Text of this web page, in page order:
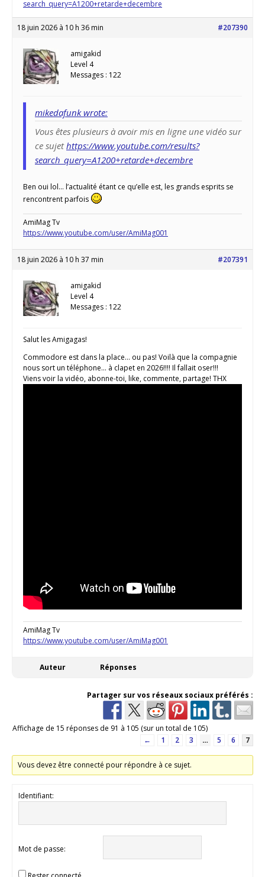
search_query=A1200+retarde+decembre
18 juin 2026 à 10 h 36 min #207390
amigakid
Level 4
Messages : 122
mikedafunk wrote:
Vous êtes plusieurs à avoir mis en ligne une vidéo sur
ce sujethttps://www.youtube.com/results?
search_query=A1200+retarde+decembre
Ben oui lol… l’actualité étant ce qu’elle est, les grands esprits se
rencontrent parfois
AmiMag Tv
https://www.youtube.com/user/AmiMag001
18 juin 2026 à 10 h 37 min #207391
amigakid
Level 4
Messages : 122
Salut les Amigagas!
Commodore est dans la place… ou pas! Voilà que la compagnie
nous sort un téléphone… à clapet en 2026!!!! Il fallait oser!!!
Viens voir la vidéo, abonne-toi, like, commente, partage! THX
AmiMag Tv
https://www.youtube.com/user/AmiMag001
Auteur Réponses
Partager sur vos réseaux sociaux préférés :
Affichage de 15 réponses de 91 à 105 (sur un total de 105)
←
1 2 3 … 5 6 7
Vous devez être connecté pour répondre à ce sujet.
Identifiant:
Mot de passe: